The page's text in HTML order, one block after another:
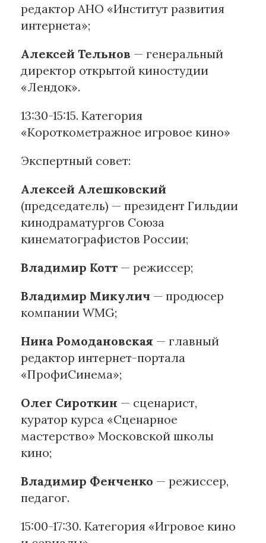
редактор АНО «Институт развития
интернета»;
Алексей Тельнов — генеральный
директор открытой киностудии
«Лендок».
13:30-15:15. Категория
«Короткометражное игровое кино»
Экспертный совет:
Алексей Алешковский
(председатель) — президент Гильдии
кинодраматургов Союза
кинематографистов России;
Владимир Котт — режиссер;
Владимир Микулич — продюсер
компании WMG;
Нина Ромодановская — главный
редактор интернет-портала
«ПрофиСинема»;
Олег Сироткин — сценарист,
куратор курса «Сценарное
мастерство» Московской школы
кино;
Владимир Фенченко — режиссер,
педагог.
15:00-17:30. Категория «Игровое кино